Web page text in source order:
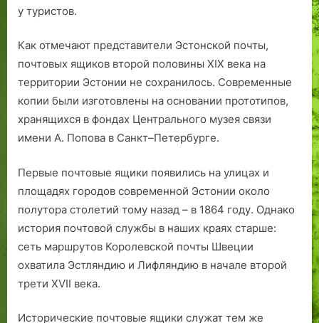
у туристов.
Как отмечают представители Эстонской почты,
почтовых ящиков второй половины XIX века на
территории Эстонии не сохранилось. Современные
копии были изготовлены на основании прототипов,
хранящихся в фондах Центрального музея связи
имени А. Попова в Санкт–Петербурге.
Первые почтовые ящики появились на улицах и
площадях городов современной Эстонии около
полутора столетий тому назад – в 1864 году. Однако
история почтовой службы в наших краях старше:
сеть маршрутов Королевской почты Швеции
охватила Эстляндию и Лифляндию в начале второй
трети XVII века.
Исторические почтовые ящики служат тем же